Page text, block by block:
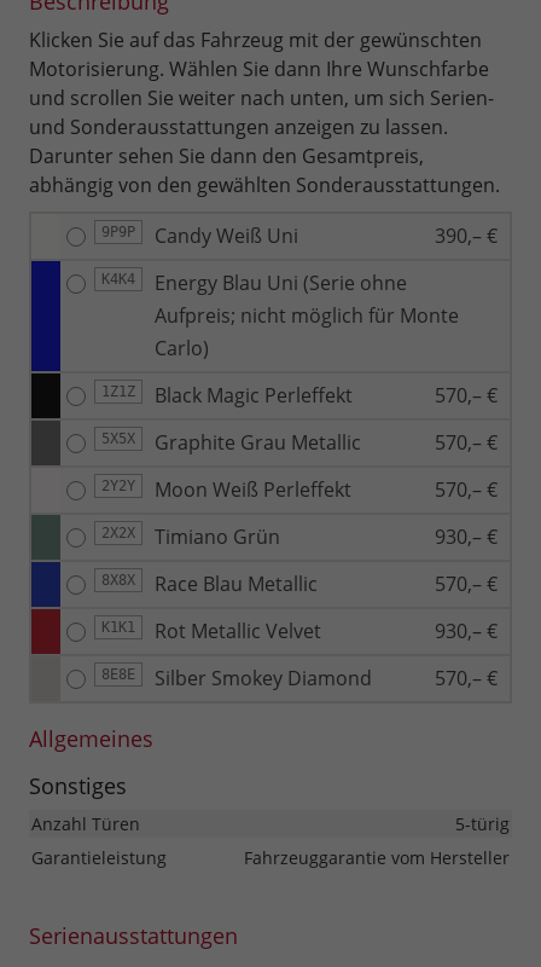
Klicken Sie auf das Fahrzeug mit der gewünschten
Motorisierung. Wählen Sie dann Ihre Wunschfarbe
und scrollen Sie weiter nach unten, um sich Serien-
und Sonderausstattungen anzeigen zu lassen.
Darunter sehen Sie dann den Gesamtpreis,
abhängig von den gewählten Sonderausstattungen.
9P9P Candy Weiß Uni 390,– €
K4K4
Energy Blau Uni (Serie ohne
Aufpreis; nicht möglich für Monte
Carlo)
1Z1Z Black Magic Perleffekt 570,– €
5X5X Graphite Grau Metallic 570,– €
2Y2Y Moon Weiß Perleffekt 570,– €
2X2X Timiano Grün 930,– €
8X8X Race Blau Metallic 570,– €
K1K1 Rot Metallic Velvet 930,– €
8E8E Silber Smokey Diamond 570,– €
Allgemeines
Sonstiges
Anzahl Türen
5-türig
Garantieleistung
Fahrzeuggarantie vom Hersteller
Serienausstattungen